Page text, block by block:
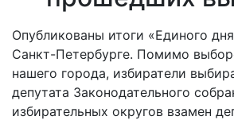
Опубликованы итоги «Единого
Санкт-Петербурге. Помимо
нашего города, избиратели
депутата Законодательного
избирательных округов взамен